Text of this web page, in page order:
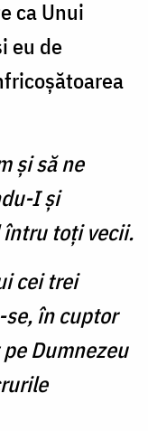
ca Unui
eu de
şi să ne
I şi
toţi vecii.
cei trei
în cuptor
Dumnezeu